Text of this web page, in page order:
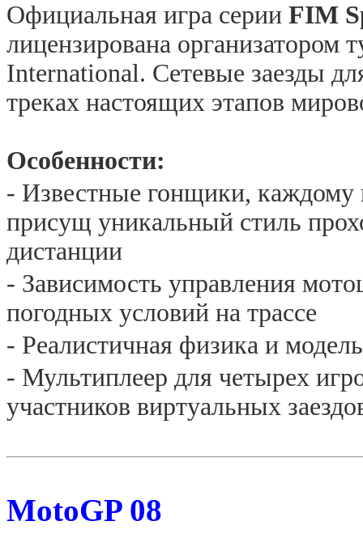
Официальная игра серии FIM
лицензирована организатором
International. Сетевые заезды
треках настоящих этапов
Особенности:
- Известные гонщики, каждому
присущ уникальный стиль
дистанции
- Зависимость управления
погодных условий на трассе
- Реалистичная физика и
- Мультиплеер для четырех
участников виртуальных
MotoGP 08